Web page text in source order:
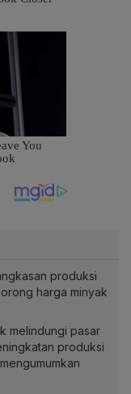
produksi
harga minyak
melindungi pasar
produksi